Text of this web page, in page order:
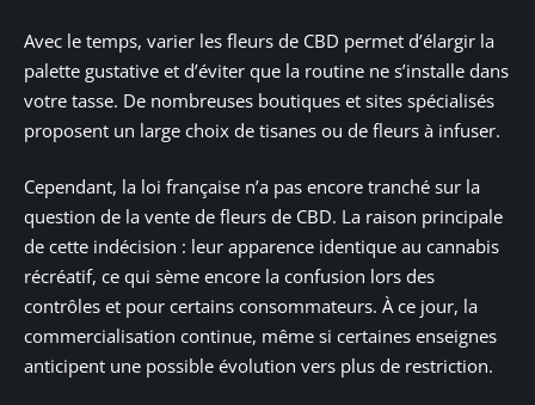
Avec le temps, varier les fleurs de CBD permet d’élargir la
palette gustative et d’éviter que la routine ne s’installe dans
votre tasse. De nombreuses boutiques et sites spécialisés
proposent un large choix de tisanes ou de fleurs à infuser.
Cependant, la loi française n’a pas encore tranché sur la
question de la vente de fleurs de CBD. La raison principale
de cette indécision : leur apparence identique au cannabis
récréatif, ce qui sème encore la confusion lors des
contrôles et pour certains consommateurs. À ce jour, la
commercialisation continue, même si certaines enseignes
anticipent une possible évolution vers plus de restriction.